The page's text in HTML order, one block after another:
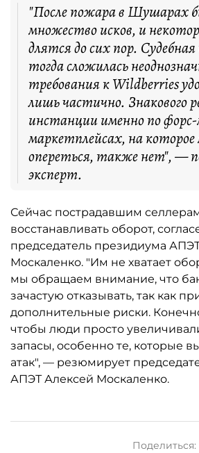
"После пожара в Шушарах
множество исков, и
длятся до сих пор.
тогда сложилась
требования к Wildberries
лишь частично. Знакового
инстанции именно по
маркетплейсах, на
опереться, также нет", —
эксперт.
Сейчас пострадавшим
восстанавливать оборот,
председатель президиума
Москаленко. "Им не хватает
мы обращаем внимание, что
зачастую отказывать, так как
дополнительные риски.
чтобы люди просто
запасы, особенно те, которые
атак", — резюмирует
АПЭТ Алексей Москаленко.
Поделиться: